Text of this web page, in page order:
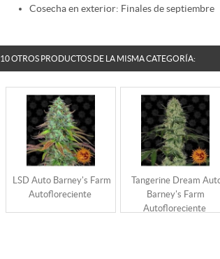
Cosecha en exterior: Finales de septiembre
10 OTROS PRODUCTOS DE LA MISMA CATEGORÍA:
LSD Auto Barney's Farm
Autofloreciente
Tangerine Dream
Barney's Farm
Autofloreciente